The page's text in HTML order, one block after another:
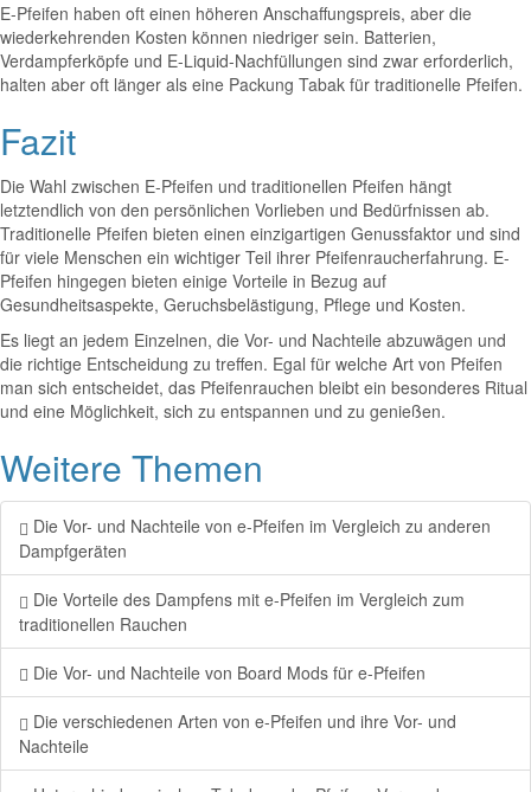
E-Pfeifen haben oft einen höheren Anschaffungspreis, aber die
wiederkehrenden Kosten können niedriger sein. Batterien,
Verdampferköpfe und E-Liquid-Nachfüllungen sind zwar erforderlich,
halten aber oft länger als eine Packung Tabak für traditionelle Pfeifen.
Fazit
Die Wahl zwischen E-Pfeifen und traditionellen Pfeifen hängt
letztendlich von den persönlichen Vorlieben und Bedürfnissen ab.
Traditionelle Pfeifen bieten einen einzigartigen Genussfaktor und sind
für viele Menschen ein wichtiger Teil ihrer Pfeifenraucherfahrung. E-
Pfeifen hingegen bieten einige Vorteile in Bezug auf
Gesundheitsaspekte, Geruchsbelästigung, Pflege und Kosten.
Es liegt an jedem Einzelnen, die Vor- und Nachteile abzuwägen und
die richtige Entscheidung zu treffen. Egal für welche Art von Pfeifen
man sich entscheidet, das Pfeifenrauchen bleibt ein besonderes Ritual
und eine Möglichkeit, sich zu entspannen und zu genießen.
Weitere Themen
Die Vor- und Nachteile von e-Pfeifen im Vergleich zu anderen
Dampfgeräten
Die Vorteile des Dampfens mit e-Pfeifen im Vergleich zum
traditionellen Rauchen
Die Vor- und Nachteile von Board Mods für e-Pfeifen
Die verschiedenen Arten von e-Pfeifen und ihre Vor- und
Nachteile